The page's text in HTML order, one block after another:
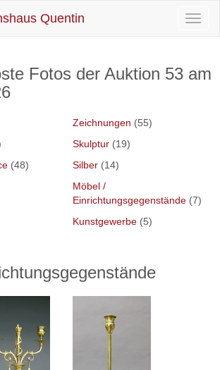
Quentin
Fotos der Auktion 53 am
Zeichnungen (55)
Skulptur (19)
(48) Silber (14)
Möbel /
Einrichtungsgegenstände (7)
Kunstgewerbe (5)